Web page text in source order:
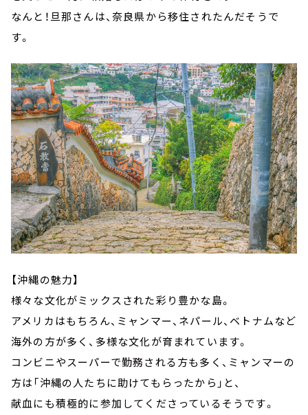
なんと！旦那さんは、奈良県から移住されたんだそうで
す。
【沖縄の魅力】
様々な文化がミックスされた彩り豊かな島。
アメリカはもちろん、ミャンマー、ネパール、ベトナムなど
海外の方が多く、多様な文化が育まれています。
コンビニやスーパーで勤務される方も多く、ミャンマーの
方は「沖縄の人たちに助けてもらったから」と、
献血にも積極的に参加してくださっているそうです。